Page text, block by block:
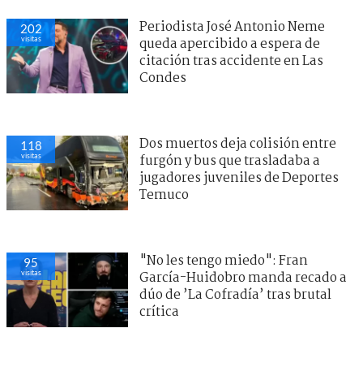
202
visitas
Periodista José Antonio Neme
queda apercibido a espera de
citación tras accidente en Las
Condes
118
visitas
Dos muertos deja colisión entre
furgón y bus que trasladaba a
jugadores juveniles de Deportes
Temuco
95
visitas
"No les tengo miedo": Fran
García-Huidobro manda recado a
dúo de ’La Cofradía’ tras brutal
crítica